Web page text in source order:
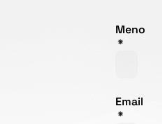
Meno
Email